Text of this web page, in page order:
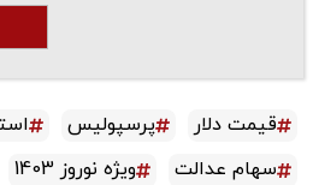
قیمت دلار پرسپولیس
سهام عدالت
ویژه نوروز 1403